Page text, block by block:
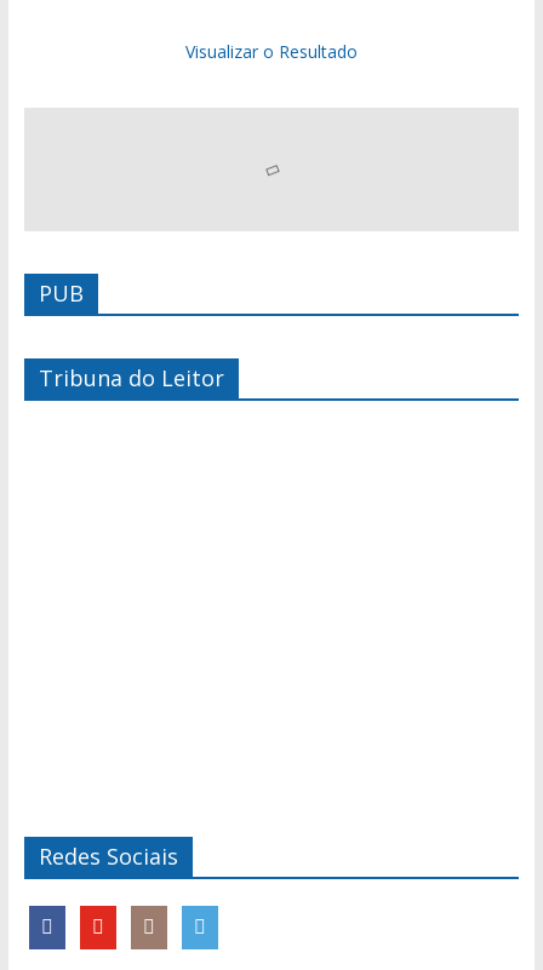
Visualizar o Resultado
PUB
Tribuna do Leitor
Redes Sociais